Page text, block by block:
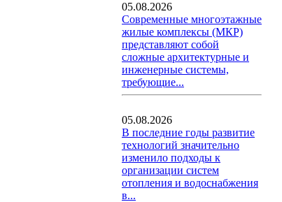
05.08.2026
Современные многоэтажные
жилые комплексы (МКР)
представляют собой
сложные архитектурные и
инженерные системы,
требующие...
05.08.2026
В последние годы развитие
технологий значительно
изменило подходы к
организации систем
отопления и водоснабжения
в...